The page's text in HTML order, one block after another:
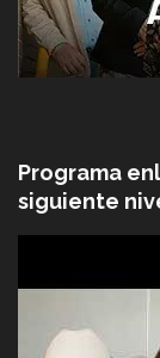
Programa
siguiente